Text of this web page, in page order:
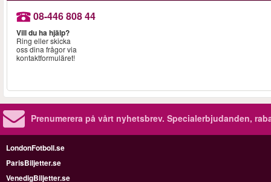
08-446 808 44
Vill du ha hjälp?
Ring eller skicka
oss dina frågor via
kontaktformuläret!
Prenumerera på vårt nyhetsbrev. Specialerbjudanden,
LondonFotboll.se
ParisBiljetter.se
VenedigBiljetter.se